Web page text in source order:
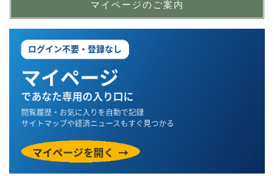
マイページのご案内